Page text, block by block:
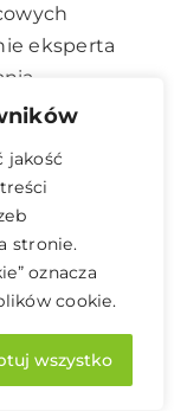
jakość
stronie.
oznacza
cookie.
wszystko
eksperta
pomiędzy
już na etapie
Rozwiązanie
etapów
pozwolenia
w
być jasno